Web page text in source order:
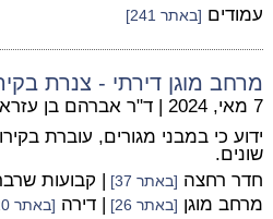
עמודים [באתר 241]
מרחב מוגן דירתי - צנרת
7 מאי, 2024 | ד"ר אברהם בן עזרא
ידוע כי במבני מגורים, עוברת
שונים.
חדר רחצה [באתר 37] | קבועות
מרחב מוגן [באתר 26] | דירה [באתר 520]